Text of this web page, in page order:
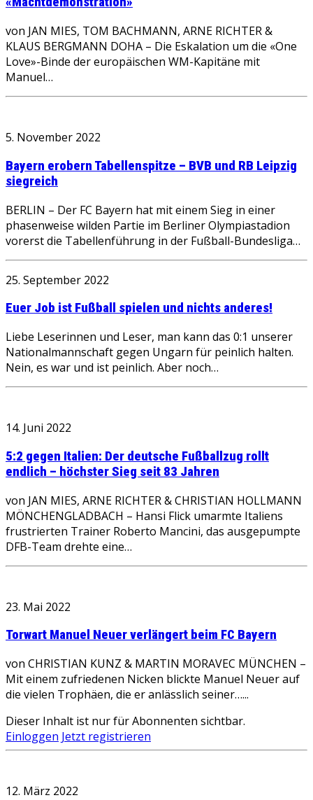
von JAN MIES, TOM BACHMANN, ARNE RICHTER &
KLAUS BERGMANN DOHA – Die Eskalation um die «One
Love»-Binde der europäischen WM-Kapitäne mit
Manuel…
5. November 2022
Bayern erobern Tabellenspitze – BVB und RB Leipzig
siegreich
BERLIN – Der FC Bayern hat mit einem Sieg in einer
phasenweise wilden Partie im Berliner Olympiastadion
vorerst die Tabellenführung in der Fußball-Bundesliga…
25. September 2022
Euer Job ist Fußball spielen und nichts anderes!
Liebe Leserinnen und Leser, man kann das 0:1 unserer
Nationalmannschaft gegen Ungarn für peinlich halten.
Nein, es war und ist peinlich. Aber noch…
14. Juni 2022
5:2 gegen Italien: Der deutsche Fußballzug rollt
endlich – höchster Sieg seit 83 Jahren
von JAN MIES, ARNE RICHTER & CHRISTIAN HOLLMANN
MÖNCHENGLADBACH – Hansi Flick umarmte Italiens
frustrierten Trainer Roberto Mancini, das ausgepumpte
DFB-Team drehte eine…
23. Mai 2022
Torwart Manuel Neuer verlängert beim FC Bayern
von CHRISTIAN KUNZ & MARTIN MORAVEC MÜNCHEN –
Mit einem zufriedenen Nicken blickte Manuel Neuer auf
die vielen Trophäen, die er anlässlich seiner…...
Dieser Inhalt ist nur für Abonnenten sichtbar.
Einloggen Jetzt registrieren
12. März 2022